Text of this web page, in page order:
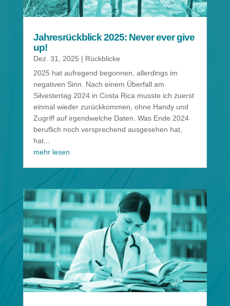
Jahresrückblick 2025: Never ever give
up!
Dez. 31, 2025 | Rückblicke
2025 hat aufregend begonnen, allerdings im
negativen Sinn. Nach einem Überfall am
Silvestertag 2024 in Costa Rica musste ich zuerst
einmal wieder zurückkommen, ohne Handy und
Zugriff auf irgendwelche Daten. Was Ende 2024
beruflich noch versprechend ausgesehen hat,
hat...
mehr lesen